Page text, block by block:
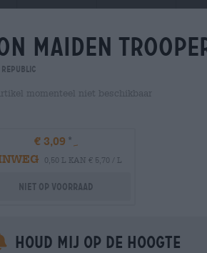
maiden
momenteel niet beschikbaar
€ 3,09
0,50 L KAN € 5,70 / L
Niet op voorraad
Houd mij op de hoogte